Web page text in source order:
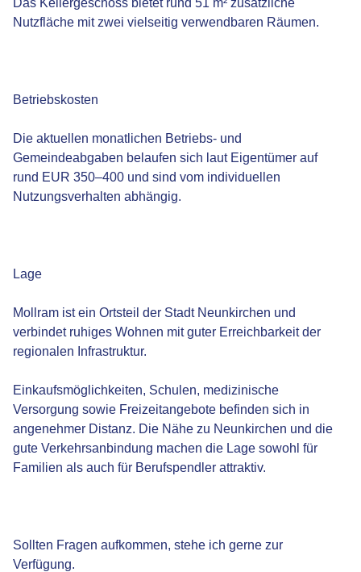
Nutzfläche mit zwei vielseitig verwendbaren Räumen.
Betriebskosten
Die aktuellen monatlichen Betriebs- und
Gemeindeabgaben belaufen sich laut Eigentümer auf
rund EUR 350–400 und sind vom individuellen
Nutzungsverhalten abhängig.
Lage
Mollram ist ein Ortsteil der Stadt Neunkirchen und
verbindet ruhiges Wohnen mit guter Erreichbarkeit der
regionalen Infrastruktur.
Einkaufsmöglichkeiten, Schulen, medizinische
Versorgung sowie Freizeitangebote befinden sich in
angenehmer Distanz. Die Nähe zu Neunkirchen und die
gute Verkehrsanbindung machen die Lage sowohl für
Familien als auch für Berufspendler attraktiv.
Sollten Fragen aufkommen, stehe ich gerne zur
Verfügung.